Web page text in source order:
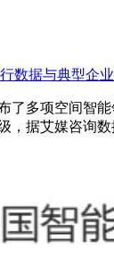
数据与典型企
多项空间智
据艾媒咨询